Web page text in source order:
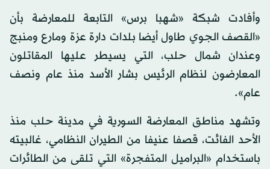
وأفادت شبكة «شهبا برس» التابعة للمعارضة بأن
«القصف الجوي طاول أيضا بلدات دارة عزة ومارع ومنبج
وعندان شمال حلب، التي يسيطر عليها المقاتلون
المعارضون لنظام الرئيس بشار الأسد منذ عام ونصف
عام».
وتشهد مناطق المعارضة السورية في مدينة حلب منذ
الأحد الفائت، قصفا عنيفا من الطيران النظامي، غالبيته
باستخدام «البراميل المتفجرة» التي تلقى من الطائرات